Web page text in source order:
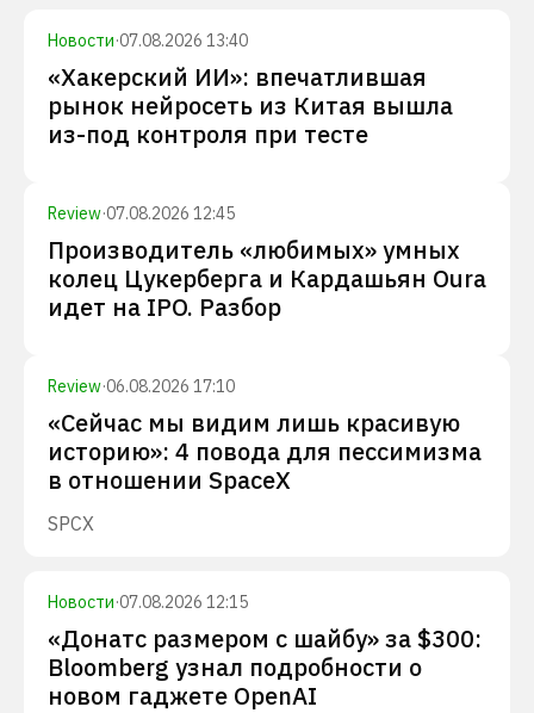
Новости·07.08.2026 13:40
«Хакерский ИИ»: впечатлившая
рынок нейросеть из Китая вышла
из-под контроля при тесте
Review·07.08.2026 12:45
Производитель «любимых» умных
колец Цукерберга и Кардашьян Oura
идет на IPO. Разбор
Review·06.08.2026 17:10
«Сейчас мы видим лишь красивую
историю»: 4 повода для пессимизма
в отношении SpaceX
SPCX
Новости·07.08.2026 12:15
«Донатс размером с шайбу» за $300:
Bloomberg узнал подробности о
новом гаджете OpenAI